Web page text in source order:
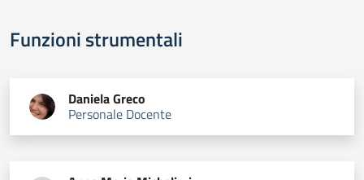
Funzioni strumentali
DanielaGreco
Personale Docente